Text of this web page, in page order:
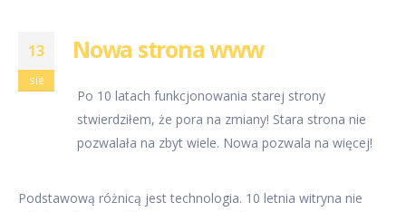
13
sie
Nowa strona www
Po 10 latach funkcjonowania starej strony
stwierdziłem, że pora na zmiany! Stara strona nie
pozwalała na zbyt wiele. Nowa pozwala na więcej!
Podstawową różnicą jest technologia. 10 letnia witryna nie